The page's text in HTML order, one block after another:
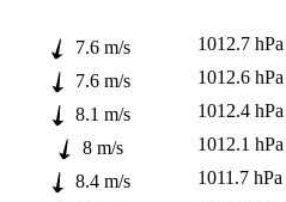
7.6 m/s
1012.7 hPa
7.6 m/s
1012.6 hPa
8.1 m/s
1012.4 hPa
8 m/s
1012.1 hPa
8.4 m/s
1011.7 hPa